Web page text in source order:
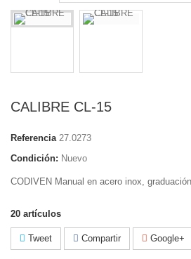
CALIBRE CL-15
Referencia 27.0273
Condición: Nuevo
CODIVEN Manual en acero inox,
20 artículos
Tweet Compartir Google+